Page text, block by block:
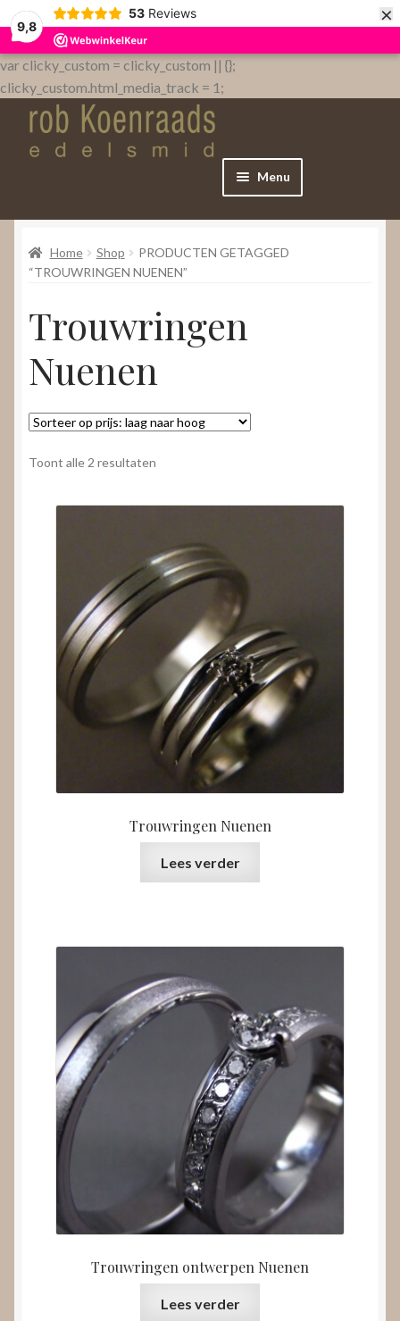
9,8
53 Reviews ×
var clicky_custom = clicky_custom || {};
clicky_custom.html_media_track = 1;
Menu
Home
WebShop
Over
Contact
Nieuws
Video’s
Home Shop
PRODUCTEN GETAGGED
“TROUWRINGEN NUENEN”
Trouwringen
Nuenen
Toont alle 2 resultaten
hoog
Trouwringen Nuenen
Lees verder
Trouwringen ontwerpen Nuenen
Lees verder